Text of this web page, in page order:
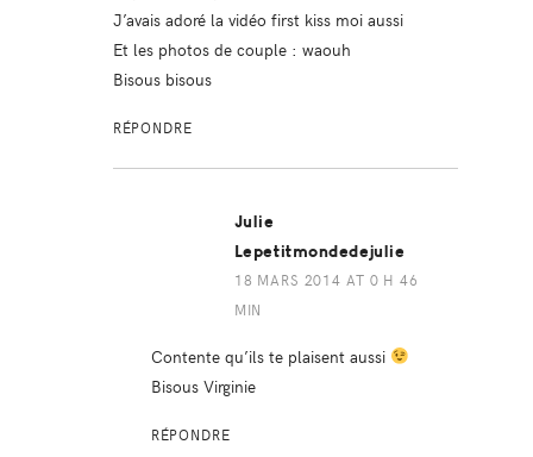
J’avais adoré la vidéo first kiss moi aussi
Et les photos de couple : waouh
Bisous bisous
RÉPONDRE
Julie
Lepetitmondedejulie
18 MARS 2014 AT 0 H 46
MIN
Contente qu’ils te plaisent aussi
Bisous Virginie
RÉPONDRE